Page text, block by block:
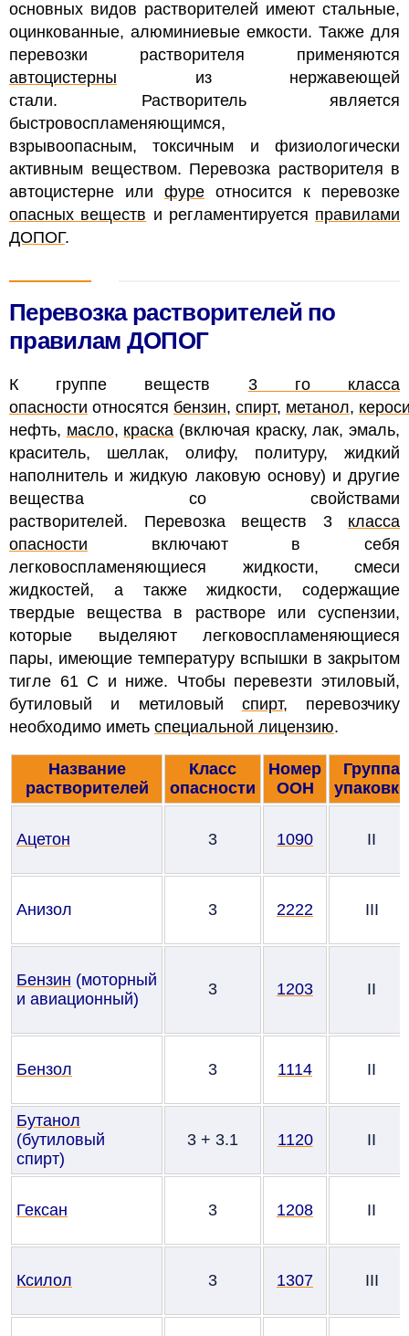
основных видов растворителей имеют стальные,
оцинкованные, алюминиевые емкости. Также для
перевозки растворителя применяются
автоцистерны из нержавеющей
стали. Растворитель является
быстровоспламеняющимся,
взрывоопасным, токсичным и физиологически
активным веществом. Перевозка растворителя в
автоцистерне или фуре относится к перевозке
опасных веществ и регламентируется правилами
ДОПОГ.
Перевозка растворителей по
правилам ДОПОГ
К группе веществ 3 го класса
опасности относятся бензин, спирт, метанол,
нефть, масло, краска (включая краску, лак, эмаль,
краситель, шеллак, олифу, политуру, жидкий
наполнитель и жидкую лаковую основу) и другие
вещества со свойствами
растворителей. Перевозка веществ 3 класса
опасности включают в себя
легковоспламеняющиеся жидкости, смеси
жидкостей, а также жидкости, содержащие
твердые вещества в растворе или суспензии,
которые выделяют легковоспламеняющиеся
пары, имеющие температуру вспышки в закрытом
тигле 61 С и ниже. Чтобы перевезти этиловый,
бутиловый и метиловый спирт, перевозчику
необходимо иметь специальной лицензию.
Название
растворителей
Класс
опасности
Номер
ООН
Группа
упаковки
Ацетон 3 1090 II
Анизол 3 2222 III
Бензин (моторный
и авиационный)
3 1203 II
Бензол 3 1114 II
Бутанол
(бутиловый
спирт)
3 + 3.1 1120 II
Гексан 3 1208 II
Ксилол 3 1307 III